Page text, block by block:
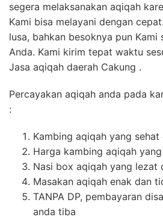
segera melaksanakan aqiqah
Kami bisa melayani dengan
lusa, bahkan besoknya pun Kami
Anda. Kami kirim tepat waktu
Jasa aqiqah daerah Cakung .
Percayakan aqiqah anda pada
:
Kambing aqiqah yang
Harga kambing aqiqah
Nasi box aqiqah yang lezat
Masakan aqiqah enak dan
TANPA DP, pembayaran
anda tiba